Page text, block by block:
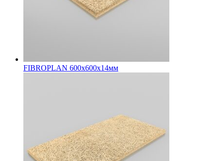
FIBROPLAN 600х600х14мм